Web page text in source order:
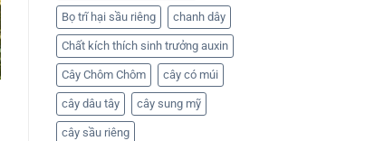
Bọ trĩ hại sầu riêng chanh dây
Chất kích thích sinh trưởng auxin
Cây Chôm Chôm cây có múi
cây dâu tây cây sung mỹ
cây sầu riêng